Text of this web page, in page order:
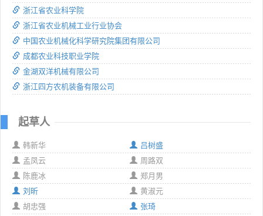
浙江省农业科学院
浙江省农业机械工业行业协会
中国农业机械化科学研究院集团有限公司
成都农业科技职业学院
金湖双洋机械有限公司
浙江四方农机装备有限公司
起草人
韩新华
吕树盛
孟凤云
周路双
陈鹿冰
郑月男
刘昕
黄淑元
胡忠强
张琦